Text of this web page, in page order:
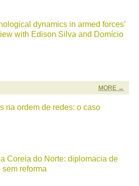
dynamics in armed forces’
with Edison Silva and Domício
MORE →
na ordem de redes: o caso
Coreia do Norte: diplomacia de
reforma